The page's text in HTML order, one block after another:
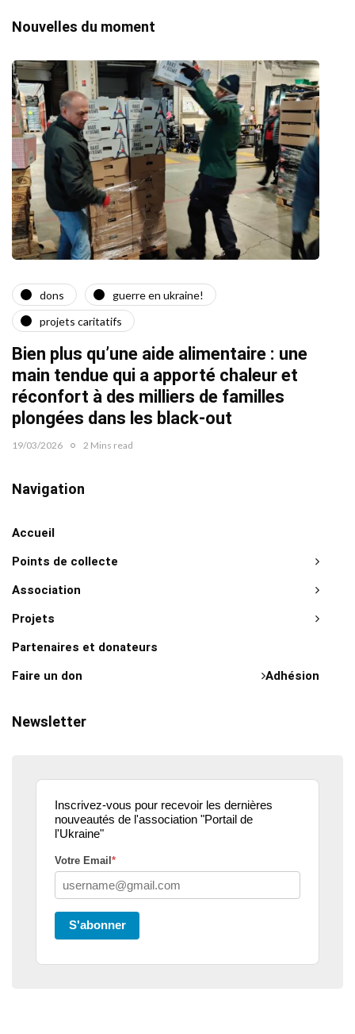
Nouvelles du moment
dons
guerre en ukraine!
projets caritatifs
Bien plus qu’une aide alimentaire : une
main tendue qui a apporté chaleur et
réconfort à des milliers de familles
plongées dans les black-out
19/03/2026 2 Mins read
Navigation
Accueil
Points de collecte
Association
Projets
Partenaires et donateurs
Adhésion
Faire un don
Newsletter
Inscrivez-vous pour recevoir les dernières
nouveautés de l'association "Portail de
l'Ukraine"
Votre Email *
S'abonner